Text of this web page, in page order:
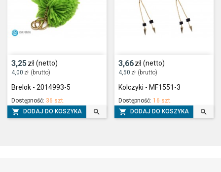
3,25zł (netto)
4,00 zł (brutto)
Brelok - 2014993-5
Dostępność: 36 szt.
 DODAJ DO KOSZYKA 
3,66zł (netto)
4,50 zł (brutto)
Kolczyki - MF1551-3
Dostępność: 16 szt.
 DODAJ DO KOSZYKA 